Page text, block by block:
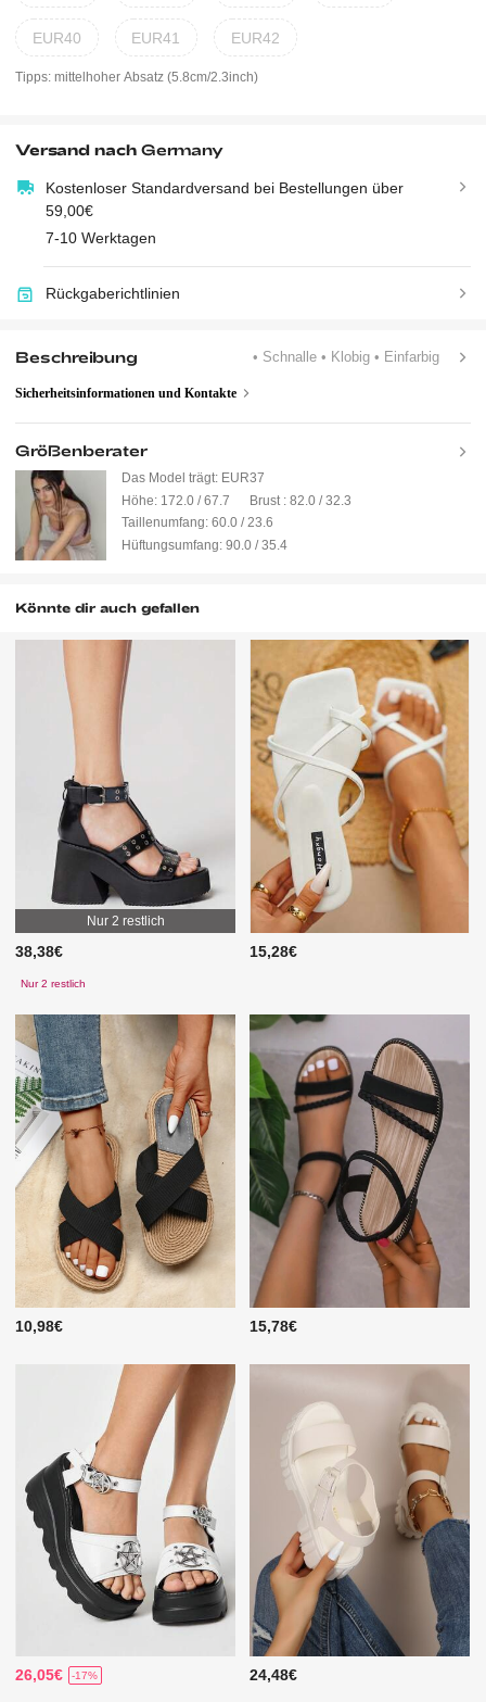
EUR40 EUR41 EUR42
Tipps: mittelhoher Absatz (5.8cm/2.3inch)
Versand nachGermany
Kostenloser Standardversand bei Bestellungen über
59,00€
7-10 Werktagen
Rückgaberichtlinien
Beschreibung • Schnalle• Klobig• Einfarbig
Sicherheitsinformationen und Kontakte
Größenberater
Das Model trägt: EUR37
Höhe: 172.0 / 67.7 Brust : 82.0 / 32.3
Taillenumfang: 60.0 / 23.6
Hüftungsumfang: 90.0 / 35.4
Könnte dir auch gefallen
Nur 2 restlich
38,38€
Nur 2 restlich
15,28€
10,98€ 15,78€
26,05€ -17% 24,48€